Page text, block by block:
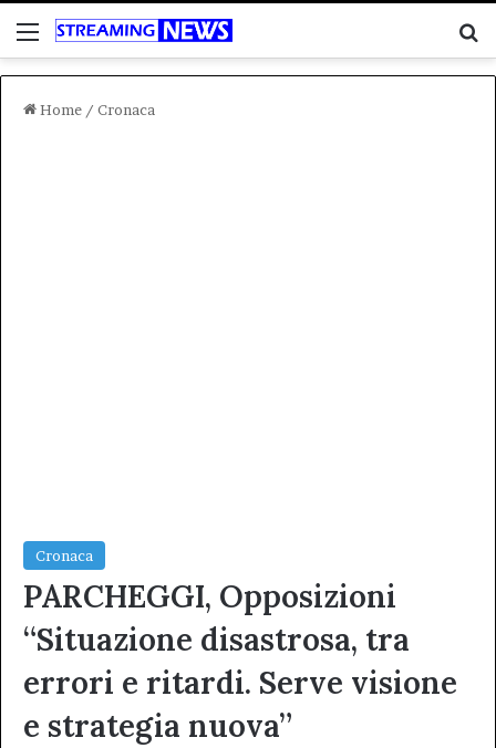
Menu
Home / Cronaca
Cronaca
PARCHEGGI, Opposizioni
“Situazione disastrosa, tra
errori e ritardi. Serve visione
e strategia nuova”